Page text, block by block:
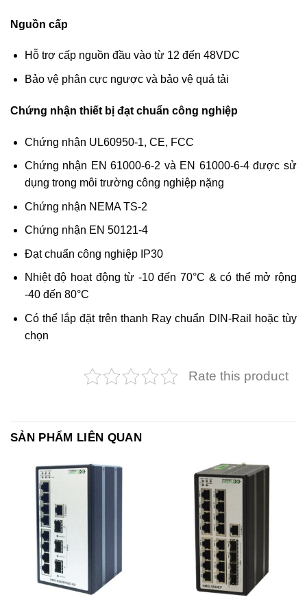
Nguồn cấp
Hỗ trợ cấp nguồn đầu vào từ 12 đến 48VDC
Bảo vệ phân cực ngược và bảo vệ quá tải
Chứng nhận thiết bị đạt chuẩn công nghiệp
Chứng nhận UL60950-1, CE, FCC
Chứng nhận EN 61000-6-2 và EN 61000-6-4 được sử
dụng trong môi trường công nghiệp nặng
Chứng nhận NEMA TS-2
Chứng nhận EN 50121-4
Đạt chuẩn công nghiệp IP30
Nhiệt độ hoạt động từ -10 đến 70°C & có thể mở rộng
-40 đến 80°C
Có thể lắp đặt trên thanh Ray chuẩn DIN-Rail hoặc tùy
chọn
Rate this product
SẢN PHẨM LIÊN QUAN